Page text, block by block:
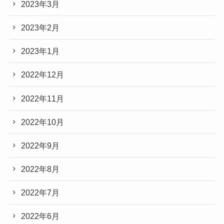
2023年3月
2023年2月
2023年1月
2022年12月
2022年11月
2022年10月
2022年9月
2022年8月
2022年7月
2022年6月